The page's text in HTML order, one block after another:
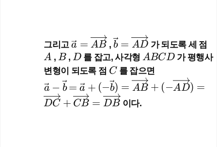
그리고 \ve
c
{a}
=
\o
ver
a = AB , \ve
c
{b}
=
\ov
erri
b = AD 가 되도록 세 점
A , B
B, D
D를 잡고, 사각형 A
B
C
D
ABCD 가 평행사
변형이 되도록 점 C
C 를 잡으면
\ve
c
{a}
a − b =\v
ec
{a}
= a + (−b) = AB + (−AD) =
DC + CB = DB 이다.